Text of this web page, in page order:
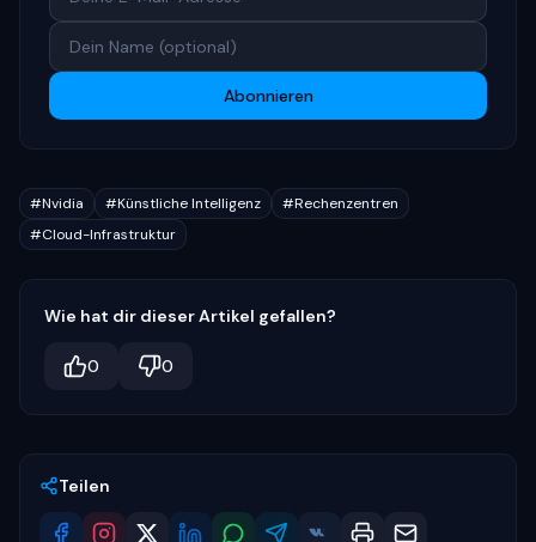
Abonnieren
#Nvidia #Künstliche Intelligenz #Rechenzentren
#Cloud-Infrastruktur
Wie hat dir dieser Artikel gefallen?
0 0
Teilen